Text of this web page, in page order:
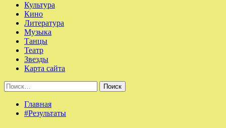
Культура
Кино
Литература
Музыка
Танцы
Театр
Звезды
Карта сайта
Найти:
Главная
#Результаты